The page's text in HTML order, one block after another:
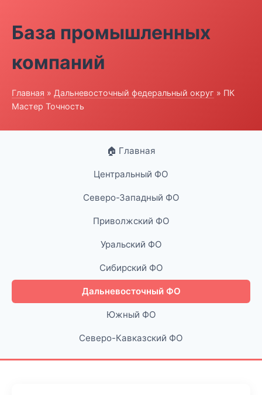
База промышленных
компаний
Главная » Дальневосточный федеральный округ » ПК
Мастер Точность
🏠 Главная
Центральный ФО
Северо-Западный ФО
Приволжский ФО
Уральский ФО
Сибирский ФО
Дальневосточный ФО
Южный ФО
Северо-Кавказский ФО